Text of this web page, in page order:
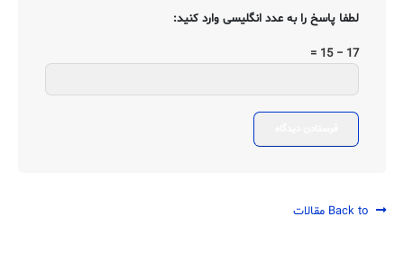
لطفا پاسخ را به عدد انگلیسی وارد کنید:
17 − 15 =